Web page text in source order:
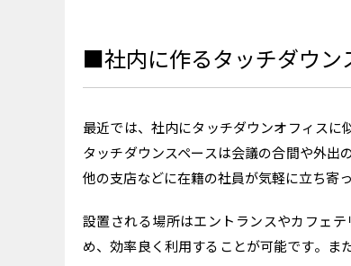
■社内に作るタッチダウン
最近では、社内にタッチダウンオフィスに
タッチダウンスペースは会議の合間や外出
他の支店などに在籍の社員が気軽に立ち寄
設置される場所はエントランスやカフェ
め、効率良く利用することが可能です。ま